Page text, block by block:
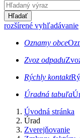
Hľadať
rozšírené vyhľadávanie
Oznamy obce
Zvoz odpadu
Rýchly kontakt
Úradná tabuľa
Úvodná stránka
Úrad
Zverejňovanie